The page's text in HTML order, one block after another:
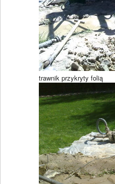
trawnik przykryty folią